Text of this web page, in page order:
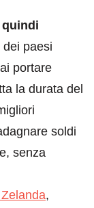
dei paesi
portare
la durata del
soldi
senza
,